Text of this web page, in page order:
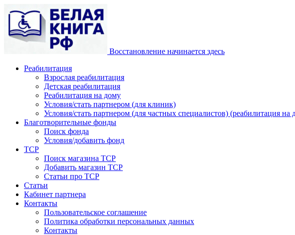
Восстановление начинается здесь
Реабилитация
Взрослая реабилитация
Детская реабилитация
Реабилитация на дому
Условия/стать партнером (для клиник)
Условия/стать партнером (для частных специалистов) (реабилитация на
Благотворительные фонды
Поиск фонда
Условия/добавить фонд
ТСР
Поиск магазина ТСР
Добавить магазин ТСР
Статьи про ТСР
Статьи
Кабинет партнера
Контакты
Пользовательское соглашение
Политика обработки персональных данных
Контакты